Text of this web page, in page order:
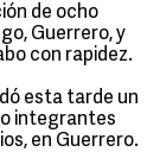
de ocho
Guerrero, y
con rapidez.
esta tarde un
integrantes
en Guerrero.